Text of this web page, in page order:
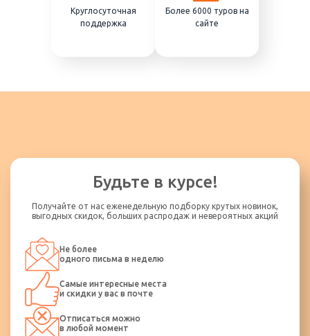
Круглосуточная
поддержка
Более 6000 туров на
сайте
Будьте в курсе!
Получайте от нас еженедельную подборку крутых новинок,
выгодных скидок, больших распродаж и невероятных акций
Не более
одного письма в неделю
Самые интересные места
и скидки у вас в почте
Отписаться можно
в любой момент